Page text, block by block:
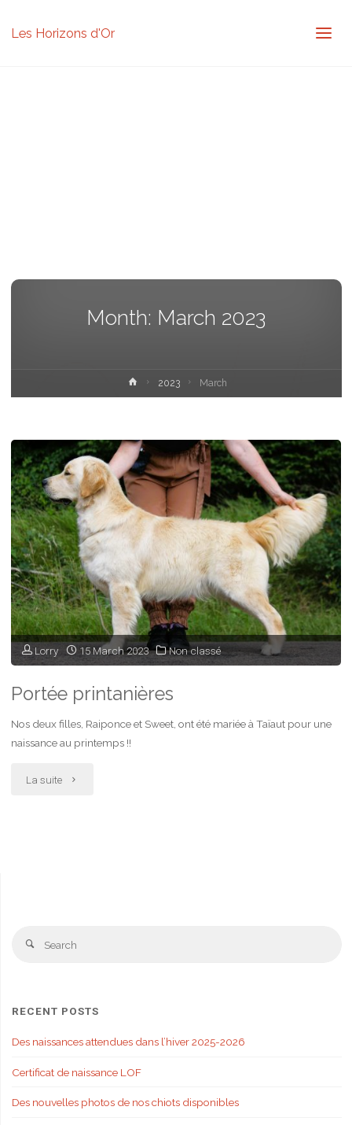
Les Horizons d'Or
Month: March 2023
Home2023 March
Lorry 15 March 2023 Non classé
Portée printanières
Nos deux filles, Raiponce et Sweet, ont été mariée à Taïaut pour une
naissance au printemps !!
La suite "Portée
Search
RECENT POSTS
Des naissances attendues dans l’hiver 2025-2026
Certificat de naissance LOF
Des nouvelles photos de nos chiots disponibles